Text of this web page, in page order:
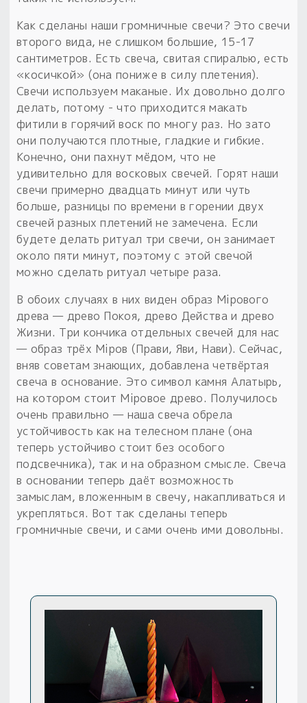
Как сделаны наши громничные свечи? Это свечи
второго вида, не слишком большие, 15-17
сантиметров. Есть свеча, свитая спиралью, есть
«косичкой» (она пониже в силу плетения).
Свечи используем маканые. Их довольно долго
делать, потому - что приходится макать
фитили в горячий воск по многу раз. Но зато
они получаются плотные, гладкие и гибкие.
Конечно, они пахнут мёдом, что не
удивительно для восковых свечей. Горят наши
свечи примерно двадцать минут или чуть
больше, разницы по времени в горении двух
свечей разных плетений не замечена. Если
будете делать ритуал три свечи, он занимает
около пяти минут, поэтому с этой свечой
можно сделать ритуал четыре раза.
В обоих случаях в них виден образ Мiрового
древа — древо Покоя, древо Действа и древо
Жизни. Три кончика отдельных свечей для нас
— образ трёх Мiров (Прави, Яви, Нави). Сейчас,
вняв советам знающих, добавлена четвёртая
свеча в основание. Это символ камня Алатырь,
на котором стоит Мiровое древо. Получилось
очень правильно — наша свеча обрела
устойчивость как на телесном плане (она
теперь устойчиво стоит без особого
подсвечника), так и на образном смысле. Свеча
в основании теперь даёт возможность
замыслам, вложенным в свечу, накапливаться и
укрепляться. Вот так сделаны теперь
громничные свечи, и сами очень ими довольны.